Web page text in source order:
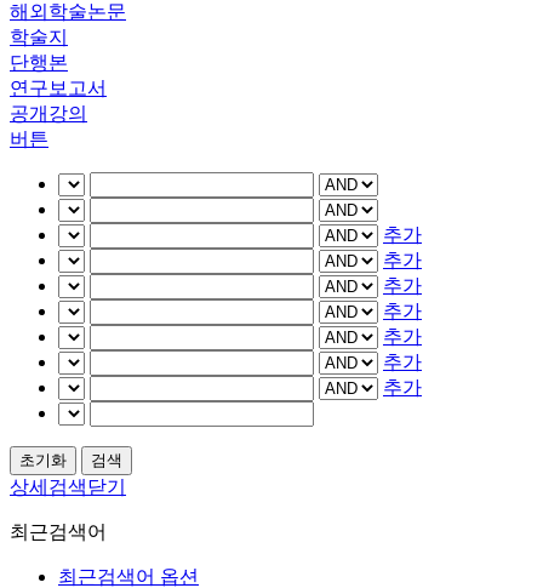
해외학술논문
학술지
단행본
연구보고서
공개강의
버튼
추가
추가
추가
추가
추가
추가
추가
상세검색닫기
최근검색어
최근검색어 옵션